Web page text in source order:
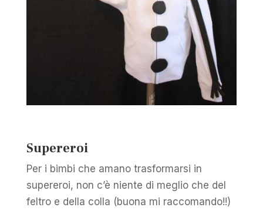
Supereroi
Per i bimbi che amano trasformarsi in
supereroi, non c’è niente di meglio che del
feltro e della colla (buona mi raccomando!!)